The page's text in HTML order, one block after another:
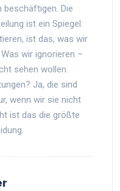
Die
ist ein Spiegel:
ist das, was wir
wir ignorieren –
sehen wollen.
Ja, die sind
wenn wir sie nicht
ist das die größte